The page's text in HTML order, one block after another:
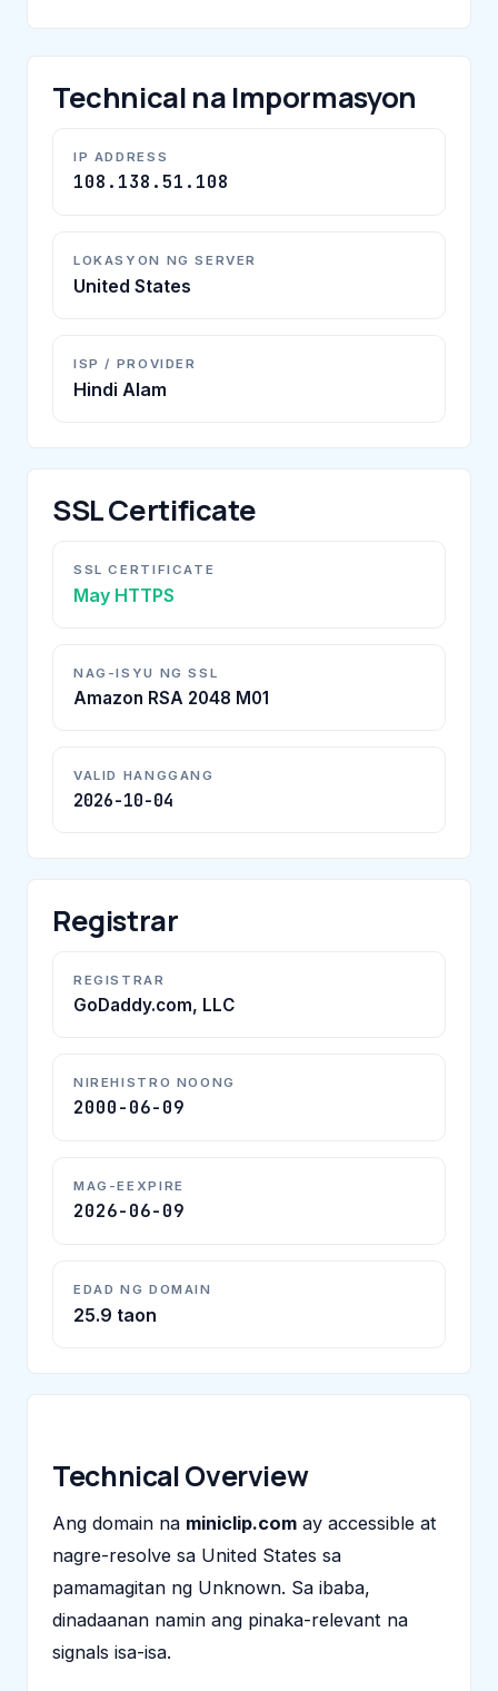
Technical na Impormasyon
IP ADDRESS
108.138.51.108
LOKASYON NG SERVER
United States
ISP / PROVIDER
Hindi Alam
SSL Certificate
SSL CERTIFICATE
May HTTPS
NAG-ISYU NG SSL
Amazon RSA 2048 M01
VALID HANGGANG
2026-10-04
Registrar
REGISTRAR
GoDaddy.com, LLC
NIREHISTRO NOONG
2000-06-09
MAG-EEXPIRE
2026-06-09
EDAD NG DOMAIN
25.9 taon
Technical Overview
Ang domain na miniclip.com ay accessible at
nagre-resolve sa United States sa
pamamagitan ng Unknown. Sa ibaba,
dinadaanan namin ang pinaka-relevant na
signals isa-isa.